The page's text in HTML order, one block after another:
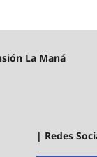
La Maná
| Redes